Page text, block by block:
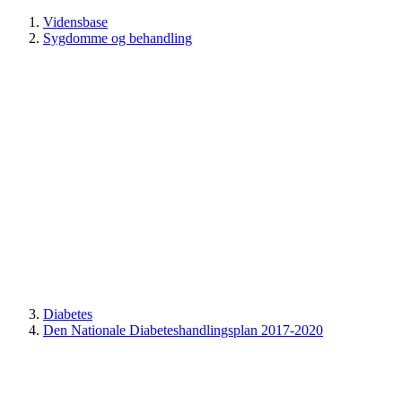
Vidensbase
Sygdomme og behandling
Diabetes
Den Nationale Diabeteshandlingsplan 2017-2020